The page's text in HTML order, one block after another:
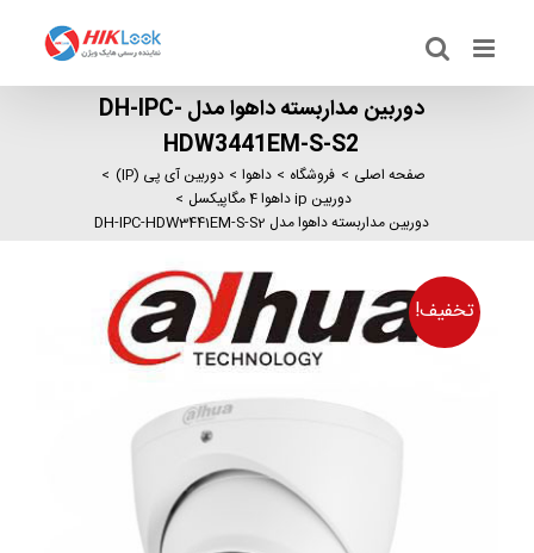
content
دوربین مداربسته داهوا مدل DH-IPC-
HDW3441EM-S-S2
صفحه اصلی فروشگاه داهوا
دوربین آی پی (IP)
دوربین ip داهوا 4 مگاپیکسل
دوربین مداربسته داهوا مدل DH-IPC-HDW3441EM-S-S2
تخفیف!